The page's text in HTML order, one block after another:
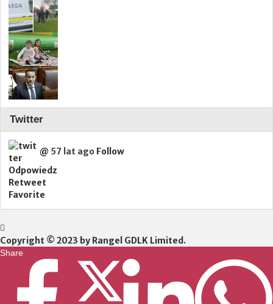
Twitter
@ 57 lat ago Follow
Odpowiedz
Retweet
Favorite
Copyright © 2023 by Rangel GDLK Limited.
Share